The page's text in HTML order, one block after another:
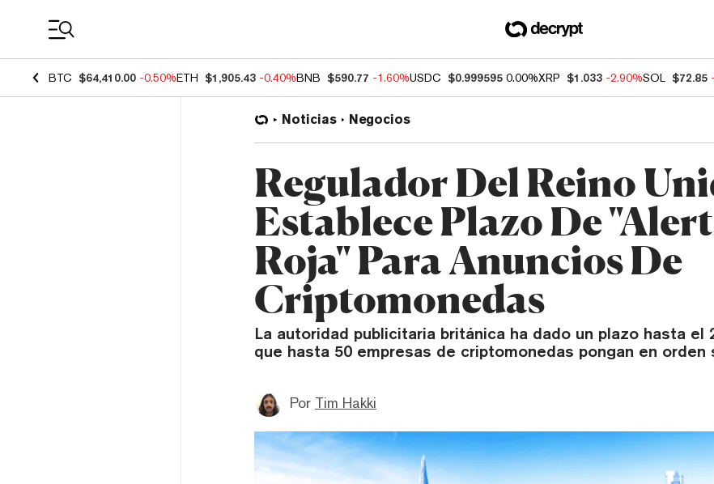
BTC $64,410.00 -0.50%ETH $1,905.43 -0.40%BNB $590.77 -1.60%USDC $0.999595 0.00%XRP $1.033 -2.90%SOL $72.85
Noticias Negocios
Regulador Del Reino
Establece Plazo De
Roja" Para Anuncios De
Criptomonedas
La autoridad publicitaria británica ha dado un plazo hasta el
que hasta 50 empresas de criptomonedas pongan en orden
Por Tim Hakki